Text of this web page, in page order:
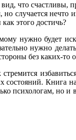
что счастливы,
случается
этого достичь?
нужно будет
нужно
без каких-то
Книга
психологам, но и